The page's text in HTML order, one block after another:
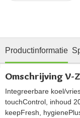
Productinformatie
Omschrijving V-
Integreerbare koel/
touchControl, inhoud
keepFresh,